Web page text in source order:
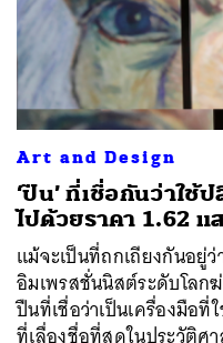
Art and Design
‘ปืน’ ที่เชื่อกันว่าใ
ไปด้วยราคา 1.62 แ
แม้จะเป็นที่ถกเถียงกันอยู่
อิมเพรสชั่นนิสต์ระดับโลก
ปืนที่เชื่อว่าเป็นเครื่องมือที่
ที่เลื่องชื่อที่สุดในประวัติศ
ค้นหา
SHARE